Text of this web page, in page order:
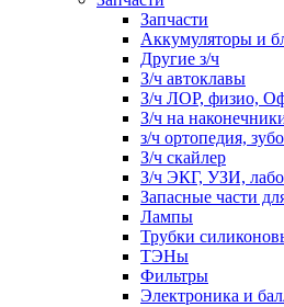
Запчасти
Аккумуляторы и
Другие з/ч
З/ч автоклавы
З/ч ЛОР, физио,
З/ч на
з/ч ортопедия,
З/ч скайлер
З/ч ЭКГ, УЗИ,
Запасные части
Лампы
Трубки
ТЭНы
Фильтры
Электроника и